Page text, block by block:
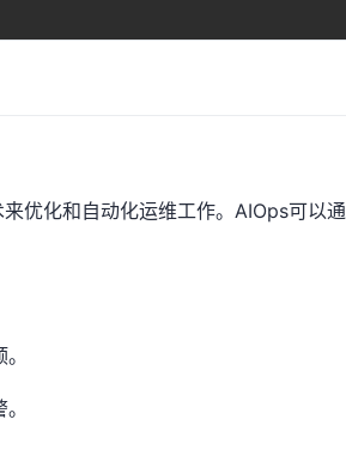
优化和自动化运维工作。AIOps可以通